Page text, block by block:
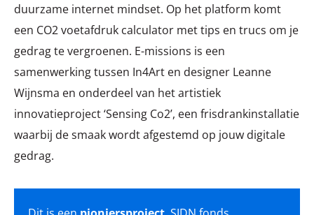
duurzame internet mindset. Op het platform komt
een CO2 voetafdruk calculator met tips en trucs om je
gedrag te vergroenen. E-missions is een
samenwerking tussen In4Art en designer Leanne
Wijnsma en onderdeel van het artistiek
innovatieproject ‘Sensing Co2’, een frisdrankinstallatie
waarbij de smaak wordt afgestemd op jouw digitale
gedrag.